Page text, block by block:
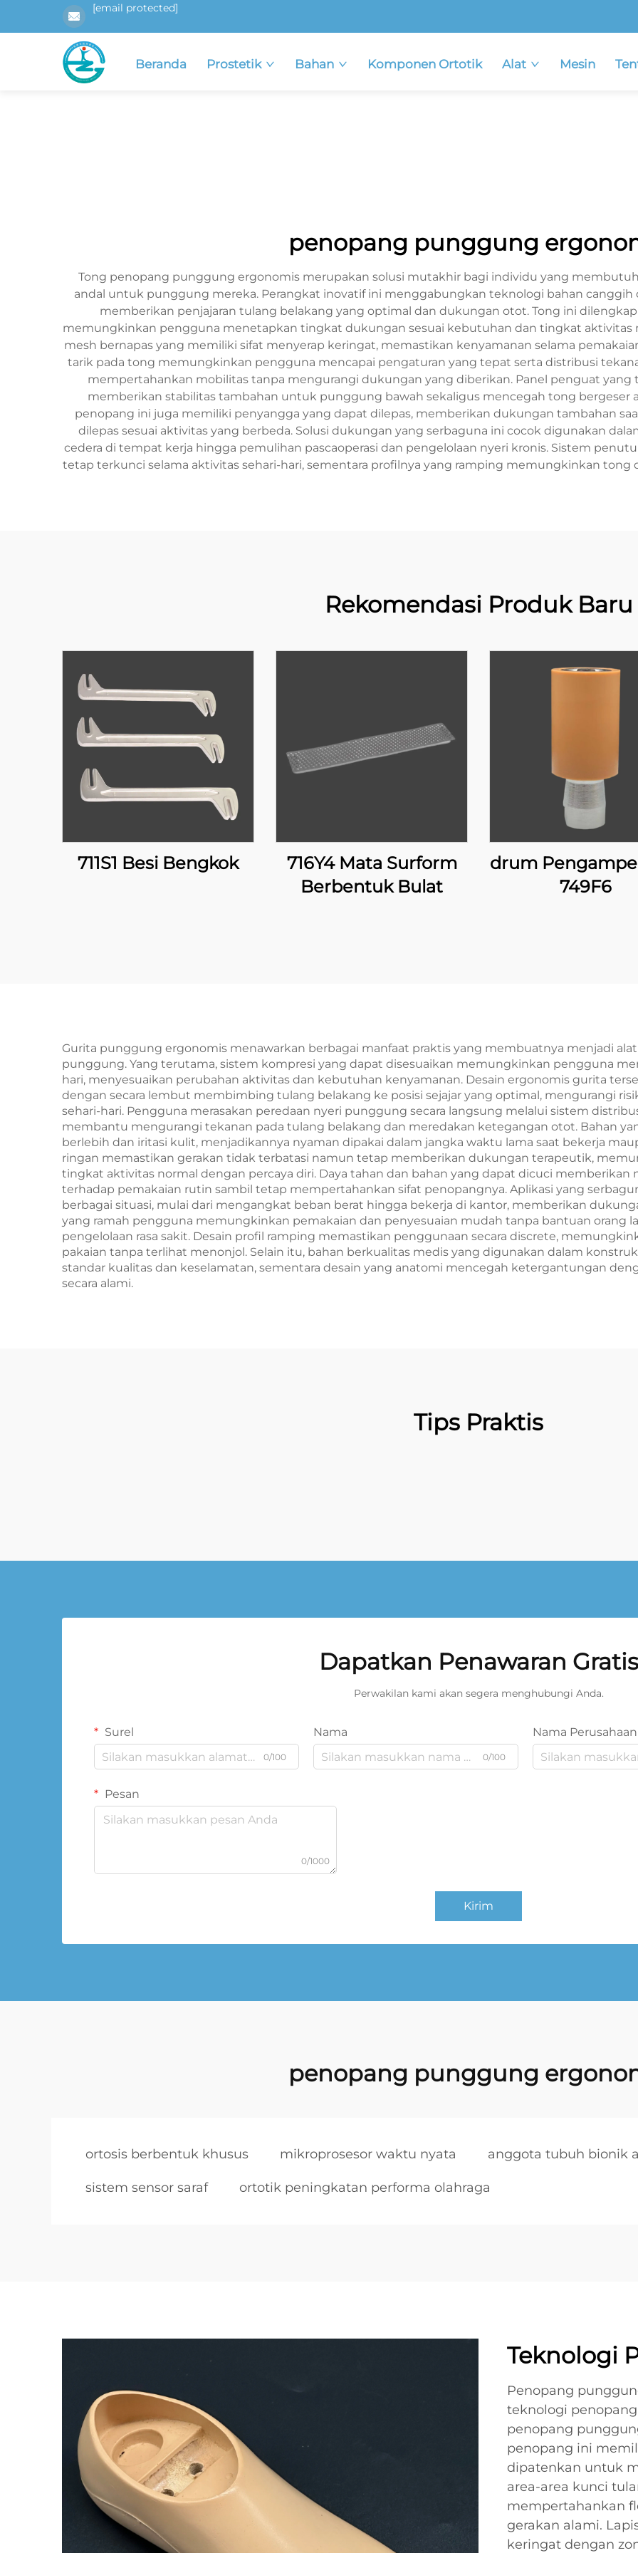
[email protected]
Beranda Prostetik Bahan Komponen Ortotik Alat Mesin
penopang punggung
Tong penopang punggung ergonomis merupakan solusi mutakhir bagi individu yang
andal untuk punggung mereka. Perangkat inovatif ini menggabungkan teknologi bahan
memberikan penjajaran tulang belakang yang optimal dan dukungan otot. Tong ini
memungkinkan pengguna menetapkan tingkat dukungan sesuai kebutuhan dan tingkat aktivitas
mesh bernapas yang memiliki sifat menyerap keringat, memastikan kenyamanan selama
tarik pada tong memungkinkan pengguna mencapai pengaturan yang tepat serta distribusi
mempertahankan mobilitas tanpa mengurangi dukungan yang diberikan. Panel penguat yang
memberikan stabilitas tambahan untuk punggung bawah sekaligus mencegah tong bergeser
penopang ini juga memiliki penyangga yang dapat dilepas, memberikan dukungan tambahan
dilepas sesuai aktivitas yang berbeda. Solusi dukungan yang serbaguna ini cocok digunakan
cedera di tempat kerja hingga pemulihan pascaoperasi dan pengelolaan nyeri kronis. Sistem
tetap terkunci selama aktivitas sehari-hari, sementara profilnya yang ramping memungkinkan tong
Rekomendasi Produk Baru
711S1 Besi Bengkok
716Y4 Mata Surform
Berbentuk Bulat
drum
749F6
Gurita punggung ergonomis menawarkan berbagai manfaat praktis yang membuatnya menjadi
punggung. Yang terutama, sistem kompresi yang dapat disesuaikan memungkinkan pengguna
hari, menyesuaikan perubahan aktivitas dan kebutuhan kenyamanan. Desain ergonomis gurita
dengan secara lembut membimbing tulang belakang ke posisi sejajar yang optimal, mengurangi
sehari-hari. Pengguna merasakan peredaan nyeri punggung secara langsung melalui sistem
membantu mengurangi tekanan pada tulang belakang dan meredakan ketegangan otot. Bahan
berlebih dan iritasi kulit, menjadikannya nyaman dipakai dalam jangka waktu lama saat bekerja
ringan memastikan gerakan tidak terbatasi namun tetap memberikan dukungan terapeutik,
tingkat aktivitas normal dengan percaya diri. Daya tahan dan bahan yang dapat dicuci memberikan
terhadap pemakaian rutin sambil tetap mempertahankan sifat penopangnya. Aplikasi yang
berbagai situasi, mulai dari mengangkat beban berat hingga bekerja di kantor, memberikan
yang ramah pengguna memungkinkan pemakaian dan penyesuaian mudah tanpa bantuan orang
pengelolaan rasa sakit. Desain profil ramping memastikan penggunaan secara discrete,
pakaian tanpa terlihat menonjol. Selain itu, bahan berkualitas medis yang digunakan dalam
standar kualitas dan keselamatan, sementara desain yang anatomi mencegah ketergantungan
secara alami.
Tips Praktis
Dapatkan Penawaran Gratis
Perwakilan kami akan segera menghubungi Anda.
Surel
0/100
Nama
0/100
Nama Perusahaan
Pesan
0/1000
Kirim
penopang punggung
ortosis berbentuk khusus mikroprosesor waktu nyata anggota tubuh bionik
sistem sensor saraf ortotik peningkatan performa olahraga
Teknologi
Penopang
teknologi
penopang
penopang ini
dipatenkan untuk
area-area kunci
mempertahankan
gerakan alami.
keringat dengan